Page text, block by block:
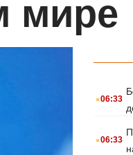
мире
.06:33
.06:33